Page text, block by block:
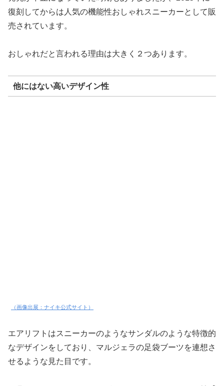
復刻してからは人気の機能性おしゃれスニーカーとして販
売されています。
おしゃれだと言われる理由は大きく２つあります。
他にはない高いデザイン性
（画像出展：ナイキ公式サイト）
エアリフトはスニーカーのようなサンダルのような特徴的
なデザインをしており、マルジェラの足袋ブーツを連想さ
せるような見た目です。